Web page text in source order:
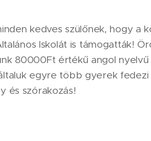
kedves szülőnek, hogy a
Iskolát is támogatták!
80000Ft értékű angol nyelvű
egyre több gyerek
és szórakozás!